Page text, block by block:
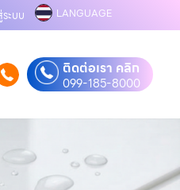
ระบบ LANGUAGE
ติดต่อเรา คลิก
099-185-8000